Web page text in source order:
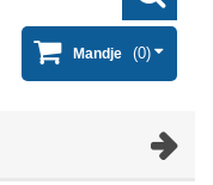
Mandje (0)